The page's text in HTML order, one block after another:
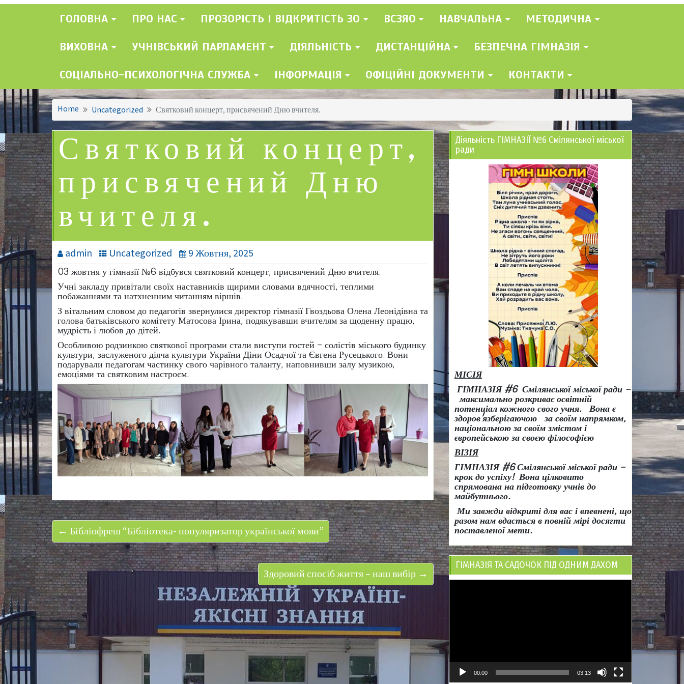
ГОЛОВНА ПРО НАС ПРОЗОРІСТЬ І ВІДКРИТІСТЬ ЗО ВСЗЯО НАВЧАЛЬНА МЕТОДИЧНА
ВИХОВНА УЧНІВСЬКИЙ ПАРЛАМЕНТ ДІЯЛЬНІСТЬ ДИСТАНЦІЙНА БЕЗПЕЧНА ГІМНАЗІЯ
СОЦІАЛЬНО-ПСИХОЛОГІЧНА СЛУЖБА ІНФОРМАЦІЯ ОФІЦІЙНІ ДОКУМЕНТИ КОНТАКТИ
Home Uncategorized Святковий концерт, присвячений Дню вчителя.
Святковий концерт,
присвячений Дню
вчителя.
admin Uncategorized 9 Жовтня, 2025
03 жовтня у гімназії №6 відбувся святковий концерт, присвячений Дню вчителя.
Учні закладу привітали своїх наставників щирими словами вдячності, теплими
побажаннями та натхненним читанням віршів.
З вітальним словом до педагогів звернулися директор гімназії Гвоздьова Олена Леонідівна та
голова батьківського комітету Матосова Ірина, подякувавши вчителям за щоденну працю,
мудрість і любов до дітей.
Особливою родзинкою святкової програми стали виступи гостей – солістів міського будинку
культури, заслуженого діяча культури України Діни Осадчої та Євгена Русецького. Вони
подарували педагогам частинку свого чарівного таланту, наповнивши залу музикою,
емоціями та святковим настроєм.
← Бібліофреш “Бібліотека- популяризатор української мови”
Здоровий спосіб життя – наш вибір →
Діяльність ГІМНАЗІЇ №6 Смілянської міської
ради
МІСІЯ
ГІМНАЗІЯ #6 Смілянської міської ради –
максимально розкриває освітній
потенціал кожного свого учня.
Вона є
здоров’язберігаючою за своїм напрямком,
національною за своїм змістом і
європейською за своєю філософією
ВІЗІЯ
ГІМНАЗІЯ #6 Смілянської міської ради –
крок до успіху! Вона цілковито
спрямована на підготовку учнів до
майбутнього.
Ми завжди відкриті для вас і впевнені, що
разом нам вдасться в повній мірі досягти
поставленої мети.
ГІМНАЗІЯ ТА САДОЧОК ПІД ОДНИМ ДАХОМ
00:00 03:13